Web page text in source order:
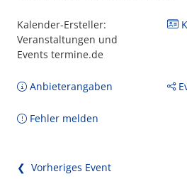
Kalender-Ersteller:
Veranstaltungen und
Events termine.de
Anbieterangaben
Fehler melden
❮ Vorheriges Event